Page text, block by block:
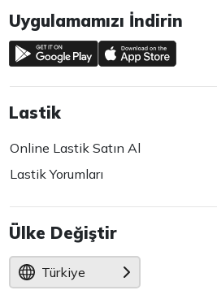
Uygulamamızı İndirin
Lastik
Online Lastik Satın Al
Lastik Yorumları
Ülke Değiştir
Türkiye